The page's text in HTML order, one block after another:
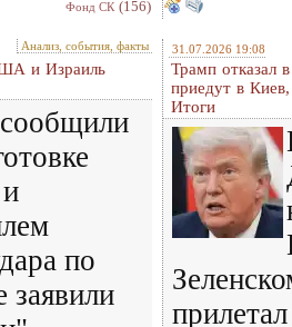
Фонд СК (156)
Анализ, события, факты
и Израиль
по
31.07.2026 19:08
Трамп отказал
приедут в
Итоги